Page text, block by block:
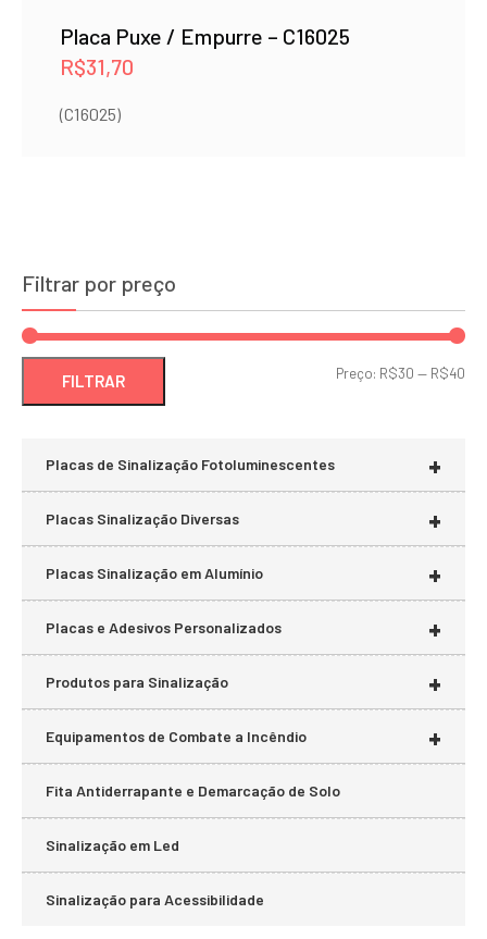
Placa Puxe / Empurre – C16025
R$31,70
(C16025)
Filtrar por preço
FILTRAR Preço: R$30 — R$40
+
Placas de Sinalização Fotoluminescentes
+
Placas Sinalização Diversas
+
Placas Sinalização em Alumínio
+
Placas e Adesivos Personalizados
+
Produtos para Sinalização
+
Equipamentos de Combate a Incêndio
Fita Antiderrapante e Demarcação de Solo
Sinalização em Led
Sinalização para Acessibilidade